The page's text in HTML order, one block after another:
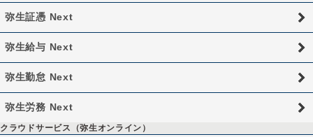
弥生証憑 Next
弥生給与 Next
弥生勤怠 Next
弥生労務 Next
クラウドサービス（弥生オンライン）